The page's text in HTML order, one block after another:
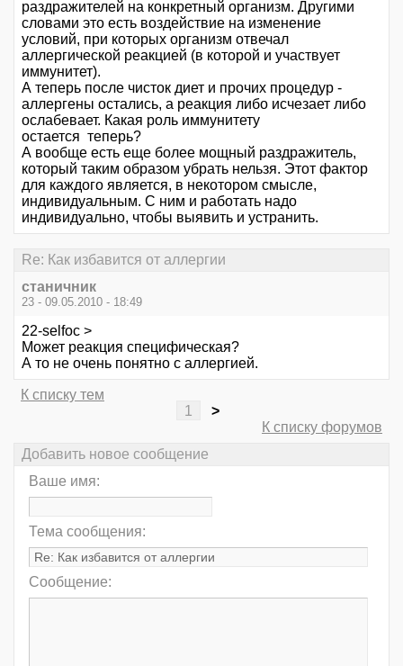
раздражителей на конкретный организм. Другими
словами это есть воздействие на изменение
условий, при которых организм отвечал
аллергической реакцией (в которой и участвует
иммунитет).
А теперь после чисток диет и прочих процедур -
аллергены остались, а реакция либо исчезает либо
ослабевает. Какая роль иммунитету
остается теперь?
А вообще есть еще более мощный раздражитель,
который таким образом убрать нельзя. Этот фактор
для каждого является, в некотором смысле,
индивидуальным. С ним и работать надо
индивидуально, чтобы выявить и устранить.
Re: Как избавится от аллергии
станичник
23 - 09.05.2010 - 18:49
22-selfoc >
Может реакция специфическая?
А то не очень понятно с аллергией.
К списку тем
1
>
К списку форумов
Добавить новое сообщение
Ваше имя:
Тема сообщения:
Сообщение: